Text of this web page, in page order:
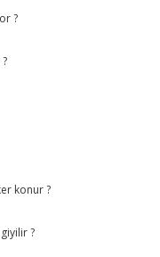
?
konur ?
?